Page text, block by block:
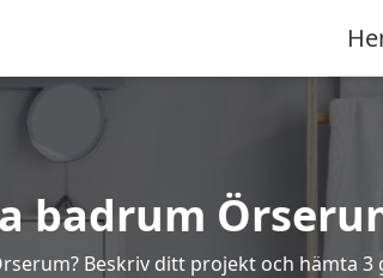
badrum
Beskriv ditt projekt och hämta